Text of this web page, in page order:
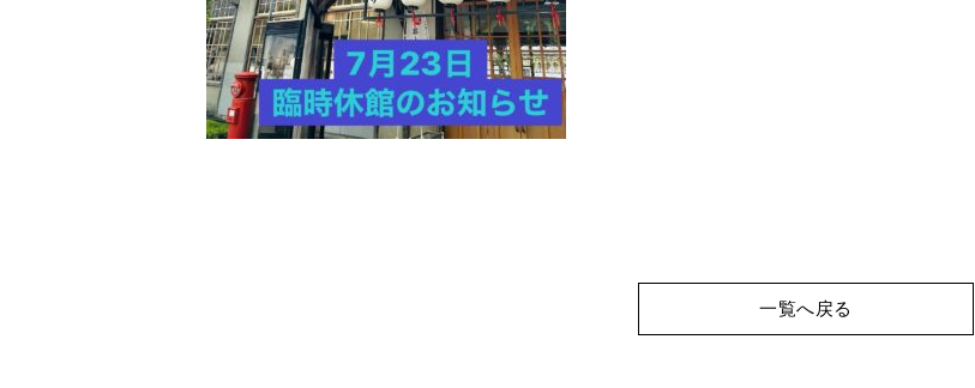
一覧へ戻る